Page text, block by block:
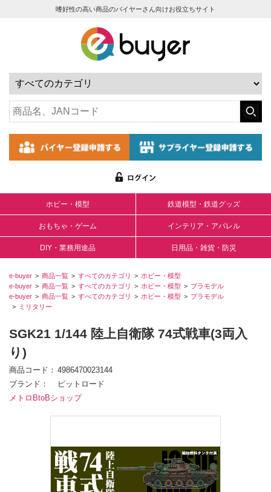
嗜好性の高い商品のバイヤーさん向けお役立ちサイト
ホビー・模型 鉄道模型・鉄道グッズ
おもちゃ・ゲーム インテリア・アパレル
DIY・業務用途品 日用品・雑貨・防災
e-buyer 商品一覧 すべてのカテゴリ
ホビー・模型
e-buyer
商品一覧 すべてのカテゴリ ホビー・模型
プラモデル
e-buyer
商品一覧 すべてのカテゴリ ホビー・模型
プラモデル
ミリタリー
SGK21 1/144 陸上自衛隊 74式戦車(3両入
り)
商品コード
4986470023144
ブランド
ピットロード
メトロBtoBショップ